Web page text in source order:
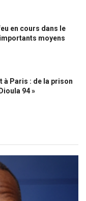
en cours dans le
moyens
à Paris : de la prison
94 »